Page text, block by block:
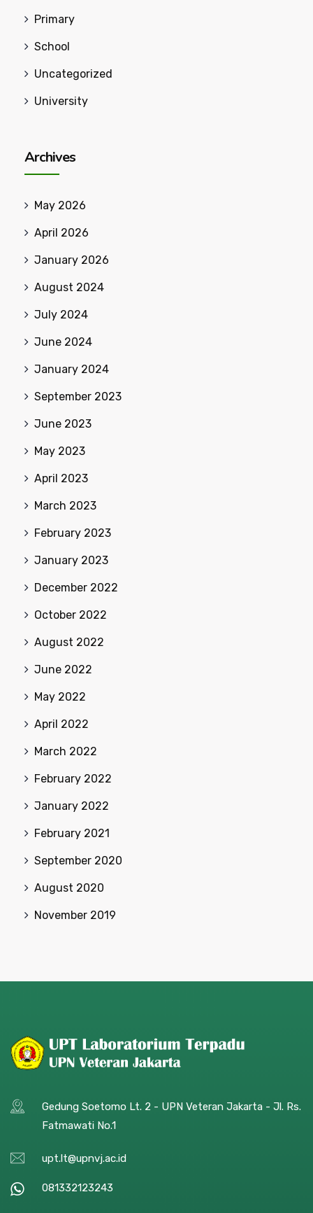
Primary
School
Uncategorized
University
Archives
May 2026
April 2026
January 2026
August 2024
July 2024
June 2024
January 2024
September 2023
June 2023
May 2023
April 2023
March 2023
February 2023
January 2023
December 2022
October 2022
August 2022
June 2022
May 2022
April 2022
March 2022
February 2022
January 2022
February 2021
September 2020
August 2020
November 2019
Gedung Soetomo Lt. 2 - UPN Veteran Jakarta - Jl. Rs.
Fatmawati No.1
upt.lt@upnvj.ac.id
081332123243